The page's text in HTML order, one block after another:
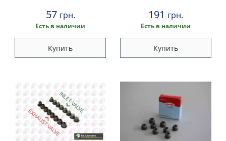
57 грн.
Есть в наличии
Купить
191 грн.
Есть в наличии
Купить